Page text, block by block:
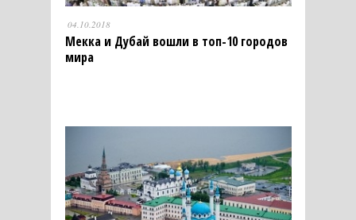
04.10.2018
Мекка и Дубай вошли в топ-10 городов
мира